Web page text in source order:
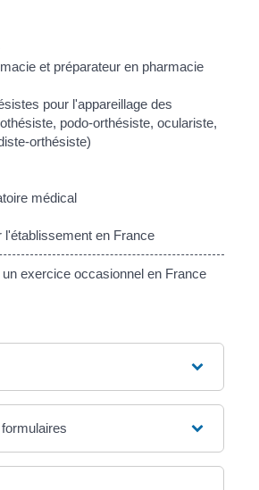
et préparateur en pharmacie
pour l'appareillage des
podo-orthésiste, oculariste,
orthésiste)
médical
l'établissement en France
exercice occasionnel en France